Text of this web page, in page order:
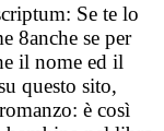
Se te lo
8anche se per
il nome ed il
questo sito,
è così